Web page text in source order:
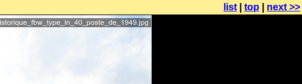
list top next >>